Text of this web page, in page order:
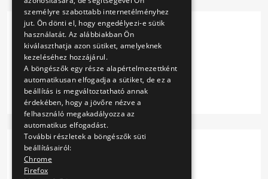
II.15. (ARCHÍVUM)
Tovább
II.12. (ARCHÍVUM)
személyre szabottabb internetélményhez
jut. Ön dönti el, hogy engedélyezi-e sütik
használatát. Az alábbiakban Ön
kiválaszthatja azon sütiket, amelyeknek
kezeléséhez hozzájárul.
A böngészők egy része alapértelmezettként
automatikusan elfogadja a sütiket, de ez a
beállítás is megváltoztatható annak
érdekében, hogy a jövőre nézve a
felhasználó megakadályozza az
automatikus elfogadást.
További részletek a böngészők süti
beállításairól:
Chrome
Firefox